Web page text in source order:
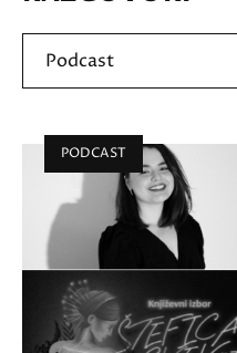
Podcast
PODCAST